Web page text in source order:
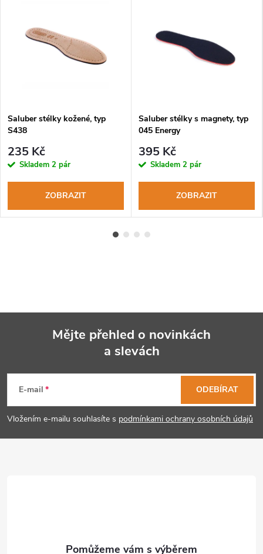
Saluber stélky kožené, typ
S438
235 Kč
Skladem 2 pár
ZOBRAZIT
Saluber stélky s magnety, typ
045 Energy
395 Kč
Skladem 2 pár
ZOBRAZIT
p
Mějte přehled o novinkách
a slevách
E-mail
Vložením e-mailu souhlasíte s podmínkami ochrany osobních údajů
ODEBÍRAT